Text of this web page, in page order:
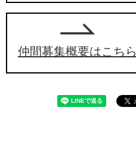
仲間募集概要はこちら